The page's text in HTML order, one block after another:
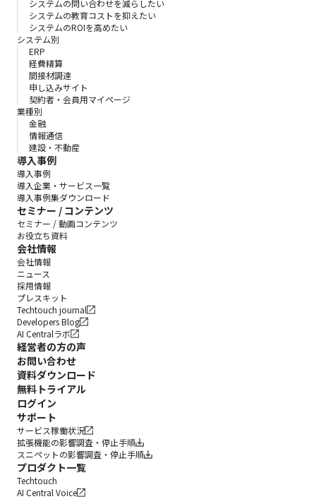
システムの問い合わせを減らしたい
システムの教育コストを抑えたい
システムのROIを高めたい
システム別
ERP
経費精算
間接材調達
申し込みサイト
契約者・会員用マイページ
業種別
金融
情報通信
建設・不動産
導入事例
導入事例
導入企業・サービス一覧
導入事例集ダウンロード
セミナー / コンテンツ
セミナー / 動画コンテンツ
お役立ち資料
会社情報
会社情報
ニュース
採用情報
プレスキット
Techtouch journal
Developers Blog
AI Centralラボ
経営者の方の声
お問い合わせ
資料ダウンロード
無料トライアル
ログイン
サポート
サービス稼働状況
拡張機能の影響調査・停止手順
スニペットの影響調査・停止手順
プロダクト一覧
Techtouch
AI Central Voice